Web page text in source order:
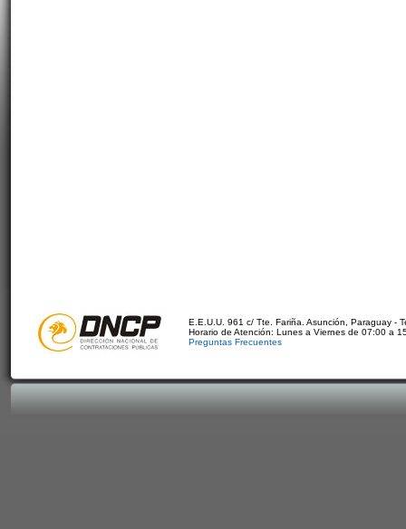
E.E.U.U. 961 c/ Tte. Fariña. Asunción, Paraguay -
Horario de Atención: Lunes a Viernes de 07:00 a
Preguntas Frecuentes